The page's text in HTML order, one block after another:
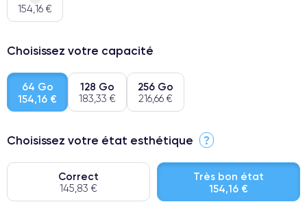
154,16 €
Choisissez votre capacité
64 Go
154,16 €
128 Go
183,33 €
256 Go
216,66 €
Choisissez votre état esthétique ?
Correct
145,83 €
Très bon état
154,16 €